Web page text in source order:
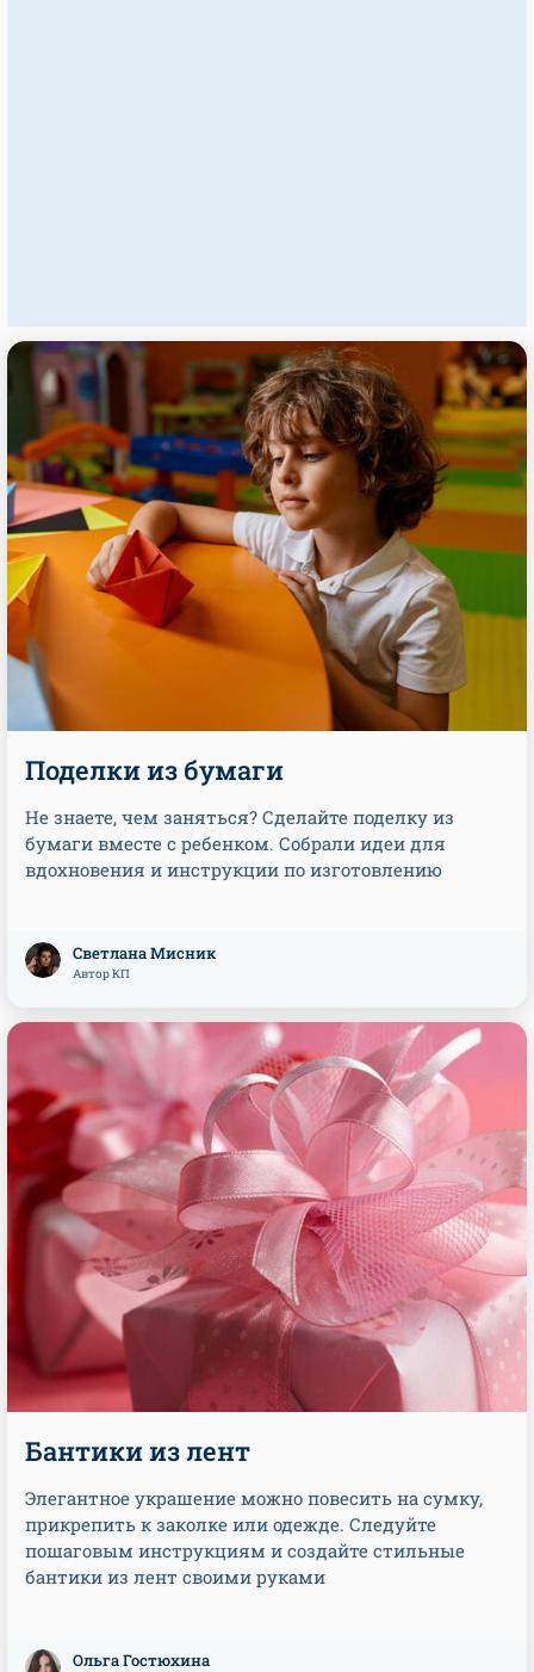
Поделки из бумаги
Не знаете, чем заняться? Сделайте поделку из
бумаги вместе с ребенком. Собрали идеи для
вдохновения и инструкции по изготовлению
Светлана Мисник
Автор КП
Бантики из лент
Элегантное украшение можно повесить на сумку,
прикрепить к заколке или одежде. Следуйте
пошаговым инструкциям и создайте стильные
бантики из лент своими руками
Ольга Гостюхина